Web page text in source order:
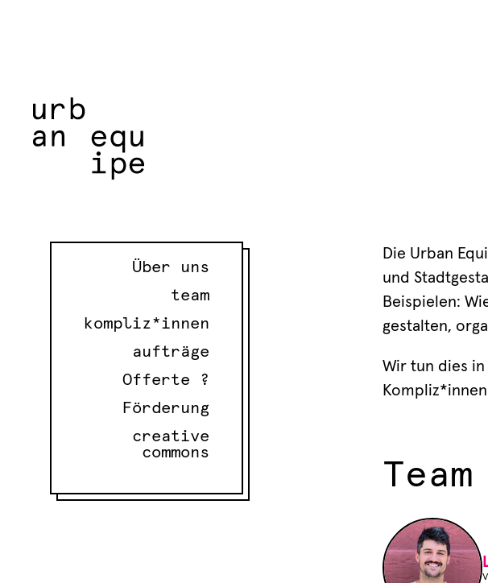
Über uns
team
kompliz*innen
aufträge
Offerte ?
Förderung
creative
commons
Die Urban
und
Beispielen:
gestalten,
Wir tun dies
Team